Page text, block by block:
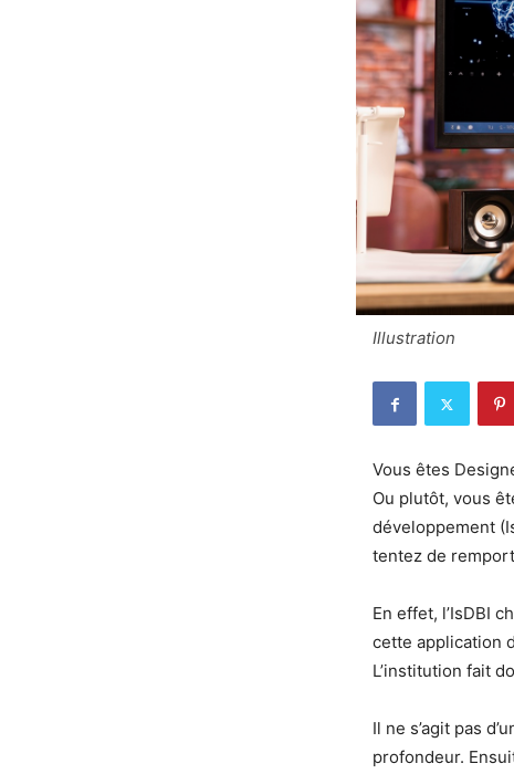
Illustration
Vous êtes
Ou plutôt, vous
développement
tentez de
En effet, l’IsDBI
cette application
L’institution fait
Il ne s’agit pas
profondeur.